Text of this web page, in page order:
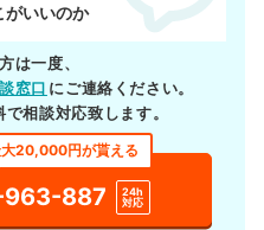
がいいのか
は一度、
窓口 にご連絡ください。
相談対応致します。
大20,000円が貰える
887
24h
対応